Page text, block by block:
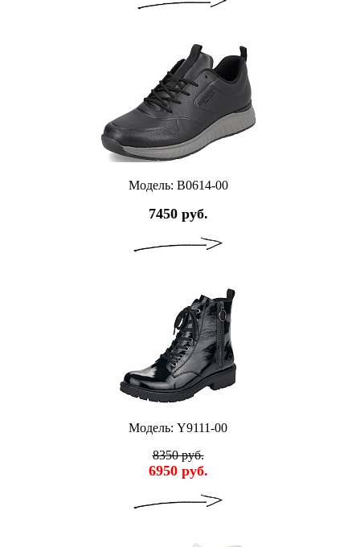
Модель: B0614-00
7450 руб.
Модель: Y9111-00
8350 руб.
6950 руб.